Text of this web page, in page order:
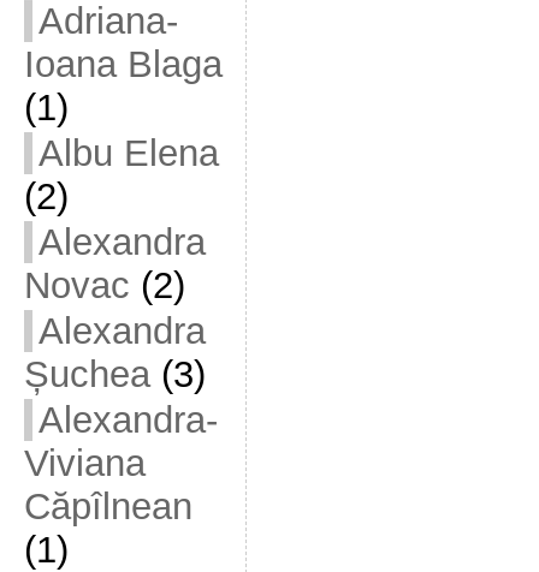
Adriana-
Ioana Blaga
(1)
Albu Elena
(2)
Alexandra
Novac (2)
Alexandra
Șuchea(3)
Alexandra-
Viviana
Căpîlnean
(1)